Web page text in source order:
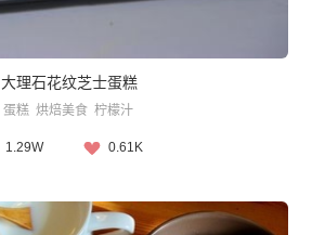
大理石花纹芝士蛋糕
蛋糕 烘焙美食 柠檬汁
1.29W 0.61K